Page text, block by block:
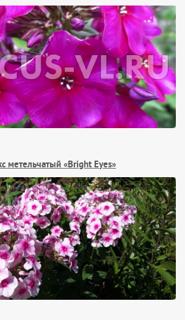
метельчатый «Bright Eyes»